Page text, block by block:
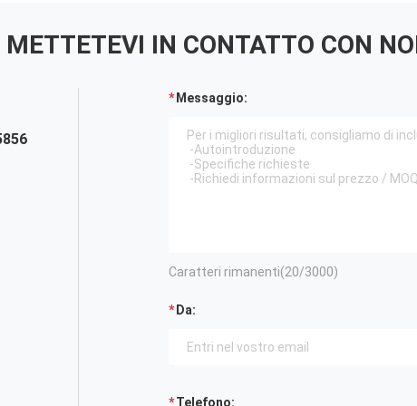
METTETEVI IN ​​CONTATTO CON
Messaggio:
Caratteri rimanenti(20/3000)
Da:
Telefono: